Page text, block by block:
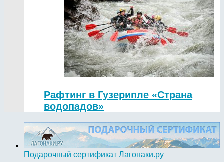
Рафтинг в Гузерипле «Страна
водопадов»
Подарочный сертификат Лагонаки.ру